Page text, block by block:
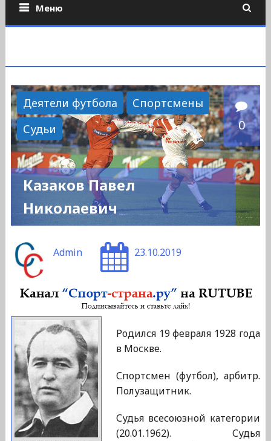
Меню
Деятели футбола
Спортсмены
Судьи
0
Казаков Павел
Николаевич
Admin 23.10.2019
Родился 19 февраля 1928 года
в Москве.
Спортсмен (футбол), арбитр.
Полузащитник.
Судья всесоюзной категории
(20.01.1962). Судья